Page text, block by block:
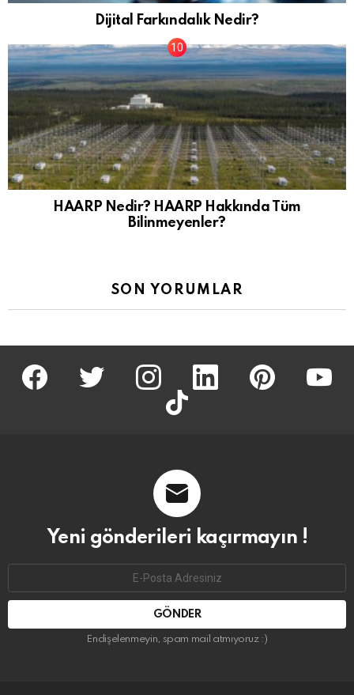
Dijital Farkındalık Nedir?
HAARP Nedir? HAARP Hakkında Tüm
Bilinmeyenler?
SON YORUMLAR
facebook twitter İnstagram linkedin pinterest
tiktok
Yeni gönderileri kaçırmayın !
Endişelenmeyin, spam mail atmıyoruz :)